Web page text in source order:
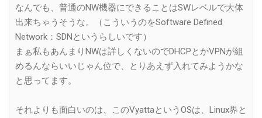
なんでも、普通のNW機器にできることはSWレベルで大体
出来ちゃうそうな。（こういうのをSoftware Defined
Network：SDNというらしいです）
まぁ私もあんまりNWは詳しくないのでDHCPとかVPNが組
めるんならいいじゃん位で、とりあえず入れてみようかな
と思ってます。
それよりも面白いのは、このVyattaというOSは、Linux界と